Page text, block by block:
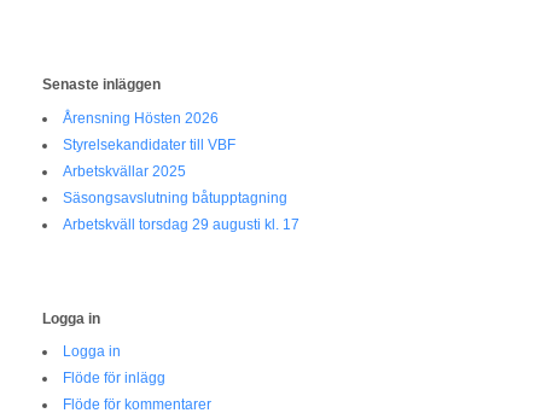
Senaste inläggen
Årensning Hösten 2026
Styrelsekandidater till VBF
Arbetskvällar 2025
Säsongsavslutning båtupptagning
Arbetskväll torsdag 29 augusti kl. 17
Logga in
Logga in
Flöde för inlägg
Flöde för kommentarer